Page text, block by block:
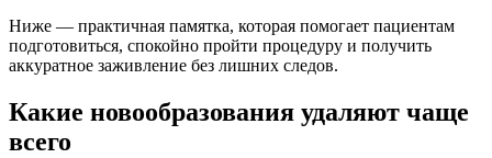
Ниже — практичная памятка, которая помогает пациентам
подготовиться, спокойно пройти процедуру и получить
аккуратное заживление без лишних следов.
Какие новообразования удаляют чаще
всего